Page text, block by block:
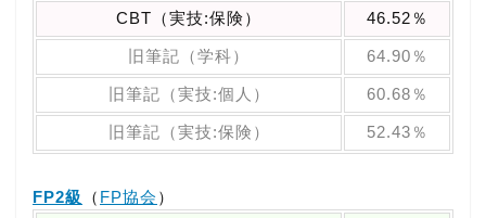
CBT（実技:保険） 46.52％
旧筆記（学科） 64.90％
旧筆記（実技:個人） 60.68％
旧筆記（実技:保険） 52.43％
FP2級 （ FP協会 ）